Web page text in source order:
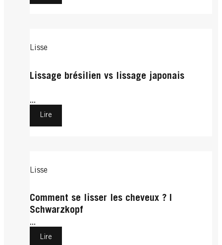
Lisse
Lissage brésilien vs lissage japonais
...
Lire
Lisse
Comment se lisser les cheveux ? |
Schwarzkopf
...
Lire